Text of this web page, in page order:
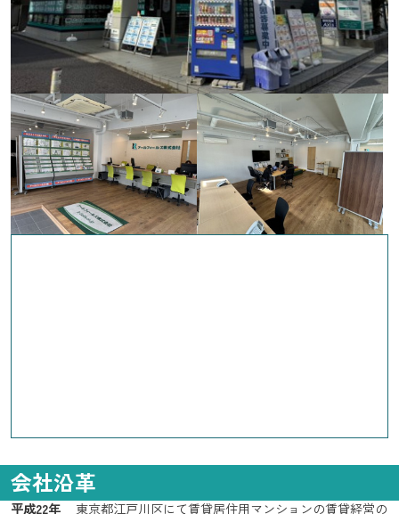
会社沿革
平成22年
東京都江戸川区にて賃貸居住用マンションの賃貸経営の